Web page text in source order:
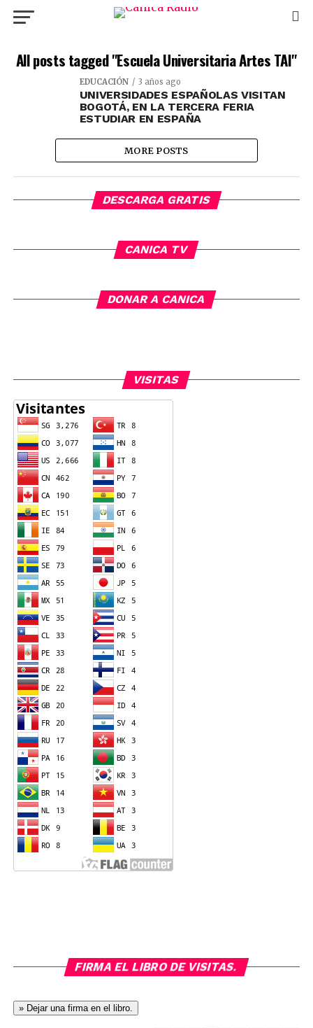
All posts tagged "Escuela Universitaria Artes TAI"
EDUCACIÓN 3 años ago
UNIVERSIDADES ESPAÑOLAS VISITAN
BOGOTÁ, EN LA TERCERA FERIA
ESTUDIAR EN ESPAÑA
MORE POSTS
DESCARGA GRATIS
CANICA TV
DONAR A CANICA
VISITAS
FIRMA EL LIBRO DE VISITAS.